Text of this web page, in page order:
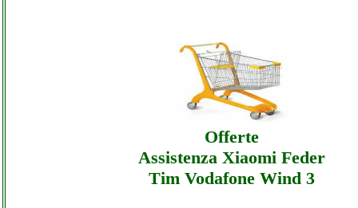
Grupponew - Assistenza Ecommerce
Offerte
Assistenza Xiaomi Feder
Tim Vodafone Wind 3